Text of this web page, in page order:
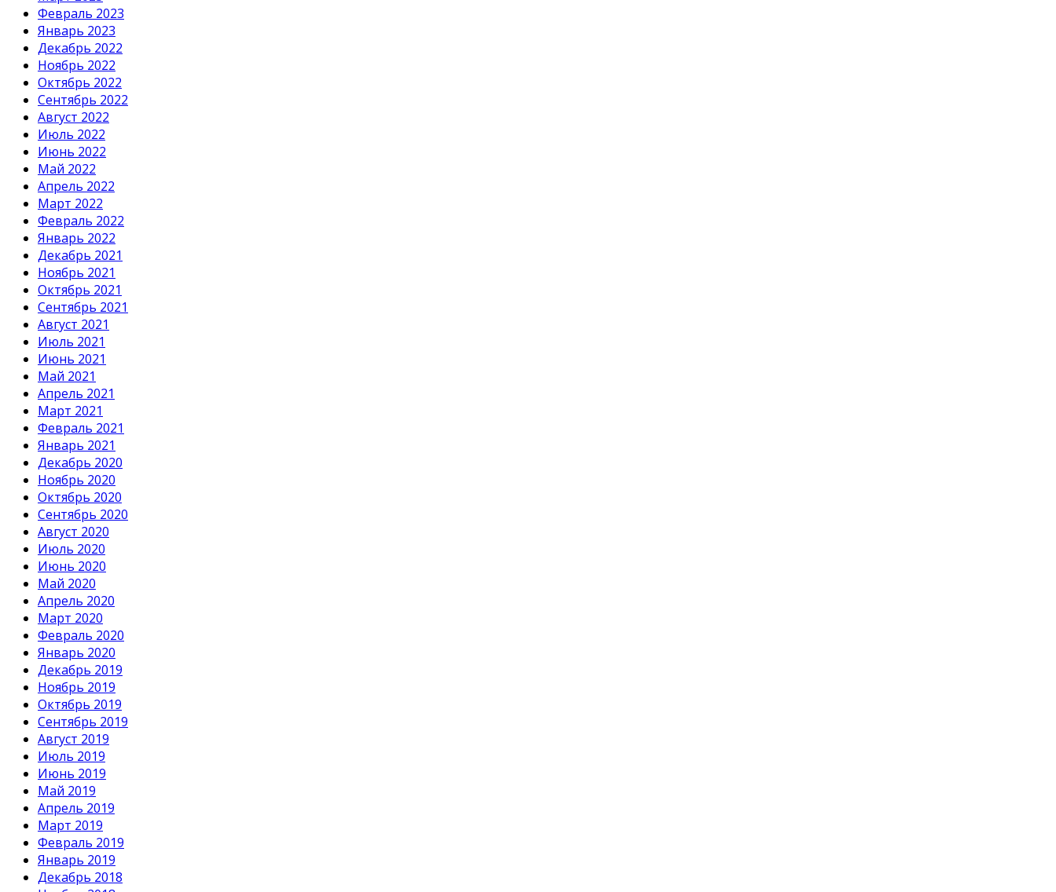
Февраль 2023
Январь 2023
Декабрь 2022
Ноябрь 2022
Октябрь 2022
Сентябрь 2022
Август 2022
Июль 2022
Июнь 2022
Май 2022
Апрель 2022
Март 2022
Февраль 2022
Январь 2022
Декабрь 2021
Ноябрь 2021
Октябрь 2021
Сентябрь 2021
Август 2021
Июль 2021
Июнь 2021
Май 2021
Апрель 2021
Март 2021
Февраль 2021
Январь 2021
Декабрь 2020
Ноябрь 2020
Октябрь 2020
Сентябрь 2020
Август 2020
Июль 2020
Июнь 2020
Май 2020
Апрель 2020
Март 2020
Февраль 2020
Январь 2020
Декабрь 2019
Ноябрь 2019
Октябрь 2019
Сентябрь 2019
Август 2019
Июль 2019
Июнь 2019
Май 2019
Апрель 2019
Март 2019
Февраль 2019
Январь 2019
Декабрь 2018